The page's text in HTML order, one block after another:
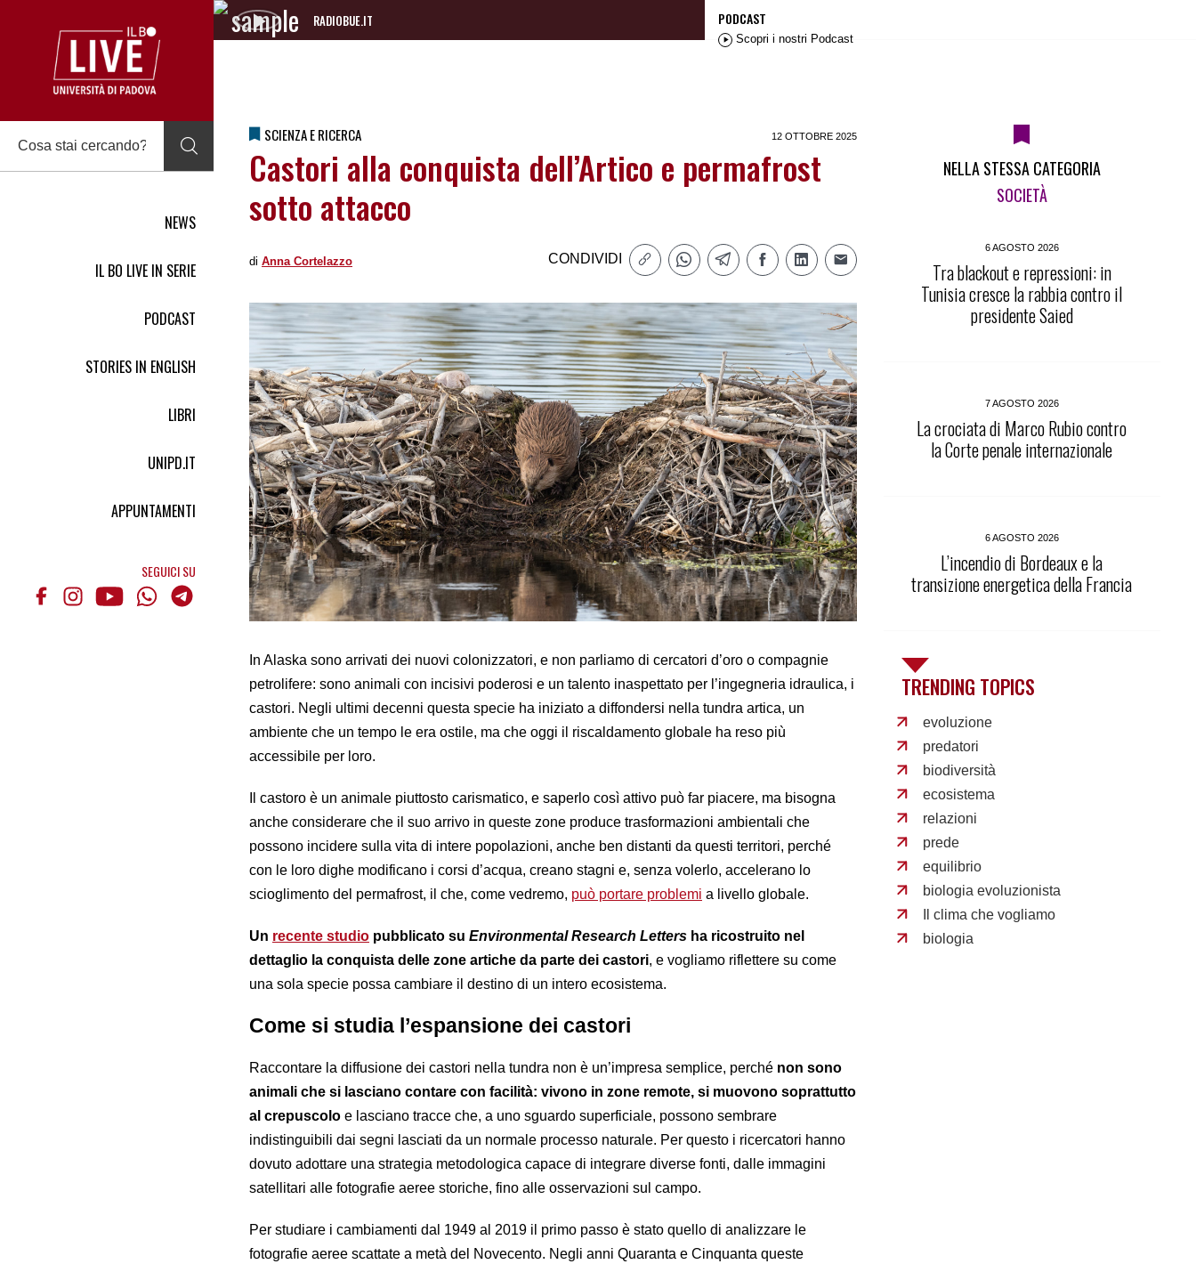
NEWS
IL BO LIVE IN SERIE
PODCAST
STORIES IN ENGLISH
LIBRI
UNIPD.IT
APPUNTAMENTI
SEGUICI SU
RADIOBUE.IT
Audio
PODCAST
Scopri i nostri Podcast
SCIENZA E RICERCA 12 OTTOBRE 2025
Castori alla conquista dell’Artico e permafrost
sotto attacco
di Anna Cortelazzo CONDIVIDI
In Alaska sono arrivati dei nuovi colonizzatori, e non parliamo di cercatori d’oro o compagnie
petrolifere: sono animali con incisivi poderosi e un talento inaspettato per l’ingegneria idraulica, i
castori. Negli ultimi decenni questa specie ha iniziato a diffondersi nella tundra artica, un
ambiente che un tempo le era ostile, ma che oggi il riscaldamento globale ha reso più
accessibile per loro.
Il castoro è un animale piuttosto carismatico, e saperlo così attivo può far piacere, ma bisogna
anche considerare che il suo arrivo in queste zone produce trasformazioni ambientali che
possono incidere sulla vita di intere popolazioni, anche ben distanti da questi territori, perché
con le loro dighe modificano i corsi d’acqua, creano stagni e, senza volerlo, accelerano lo
scioglimento del permafrost, il che, come vedremo, può portare problemi a livello globale.
Un recente studio pubblicato su Environmental Research Letters ha ricostruito nel
dettaglio la conquista delle zone artiche da parte dei castori, e vogliamo riflettere su come
una sola specie possa cambiare il destino di un intero ecosistema.
Come si studia l’espansione dei castori
Raccontare la diffusione dei castori nella tundra non è un’impresa semplice, perché non sono
animali che si lasciano contare con facilità: vivono in zone remote, si muovono soprattutto
al crepuscolo e lasciano tracce che, a uno sguardo superficiale, possono sembrare
indistinguibili dai segni lasciati da un normale processo naturale. Per questo i ricercatori hanno
dovuto adottare una strategia metodologica capace di integrare diverse fonti, dalle immagini
satellitari alle fotografie aeree storiche, fino alle osservazioni sul campo.
Per studiare i cambiamenti dal 1949 al 2019 il primo passo è stato quello di analizzare le
fotografie aeree scattate a metà del Novecento. Negli anni Quaranta e Cinquanta queste
NELLA STESSA CATEGORIA
SOCIETÀ
6 AGOSTO 2026
Tra blackout e repressioni: in
Tunisia cresce la rabbia contro il
presidente Saied
7 AGOSTO 2026
La crociata di Marco Rubio contro
la Corte penale internazionale
6 AGOSTO 2026
L’incendio di Bordeaux e la
transizione energetica della Francia
TRENDING TOPICS
evoluzione
predatori
biodiversità
ecosistema
relazioni
prede
equilibrio
biologia evoluzionista
Il clima che vogliamo
biologia